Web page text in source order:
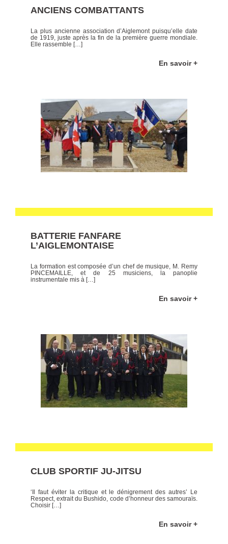
ANCIENS COMBATTANTS
La plus ancienne association d’Aiglemont puisqu’elle date
de 1919, juste après la fin de la première guerre mondiale.
Elle rassemble […]
En savoir +
BATTERIE FANFARE
L’AIGLEMONTAISE
La formation est composée d’un chef de musique, M. Remy
PINCEMAILLE, et de 25 musiciens, la panoplie
instrumentale mis à […]
En savoir +
CLUB SPORTIF JU-JITSU
‘Il faut éviter la critique et le dénigrement des autres’ Le
Respect, extrait du Bushido, code d’honneur des samouraïs.
Choisir […]
En savoir +